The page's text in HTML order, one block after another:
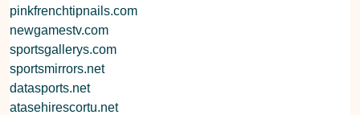
pinkfrenchtipnails.com
newgamestv.com
sportsgallerys.com
sportsmirrors.net
datasports.net
atasehirescortu.net